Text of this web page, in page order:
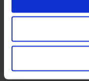
ISO 27001
BSI IT-Grundschutz
Whistleblowing
Compliance